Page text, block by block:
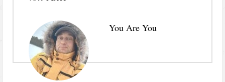
You Are You